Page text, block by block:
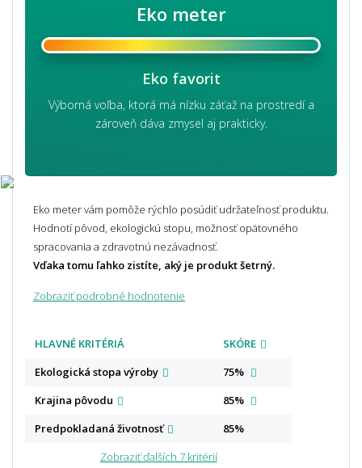
Eko meter
Eko favorit
Výborná voľba, ktorá má nízku záťaž na prostredí a
zároveň dáva zmysel aj prakticky.
Eko meter vám pomôže rýchlo posúdiť udržateľnosť produktu.
Hodnotí pôvod, ekologickú stopu, možnosť opätovného
spracovania a zdravotnú nezávadnosť.
Vďaka tomu ľahko zistíte, aký je produkt šetrný.
Zobraziť podrobné hodnotenie
HLAVNÉ KRITÉRIÁ
SKÓRE
Ekologická stopa výroby
75%
Krajina pôvodu
85%
Predpokladaná životnosť
85%
Zobraziť ďalších 7 kritérií